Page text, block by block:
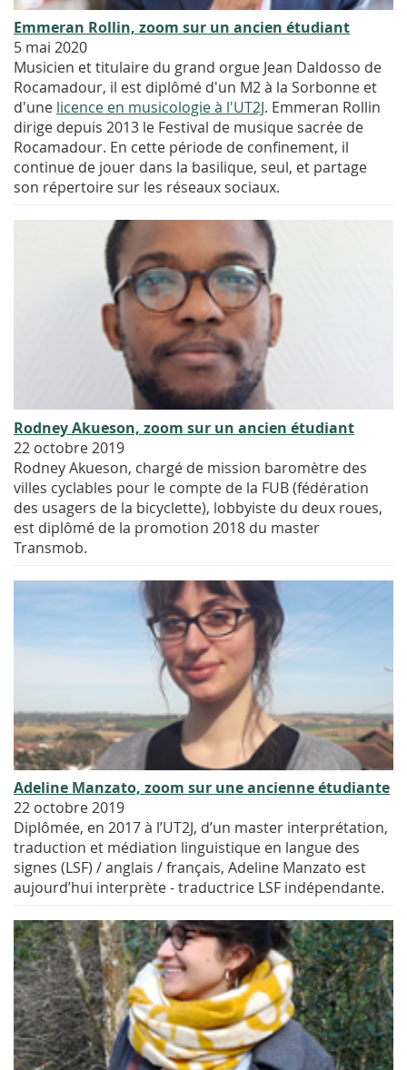
Emmeran Rollin, zoom sur un ancien étudiant
5 mai 2020
Musicien et titulaire du grand orgue Jean Daldosso de
Rocamadour, il est diplômé d'un M2 à la Sorbonne et
d'une licence en musicologie à l'UT2J. Emmeran Rollin
dirige depuis 2013 le Festival de musique sacrée de
Rocamadour. En cette période de confinement, il
continue de jouer dans la basilique, seul, et partage
son répertoire sur les réseaux sociaux.
Rodney Akueson, zoom sur un ancien étudiant
22 octobre 2019
Rodney Akueson, chargé de mission baromètre des
villes cyclables pour le compte de la FUB (fédération
des usagers de la bicyclette), lobbyiste du deux roues,
est diplômé de la promotion 2018 du master
Transmob.
Adeline Manzato, zoom sur une ancienne étudiante
22 octobre 2019
Diplômée, en 2017 à l’UT2J, d’un master interprétation,
traduction et médiation linguistique en langue des
signes (LSF) / anglais / français, Adeline Manzato est
aujourd’hui interprète - traductrice LSF indépendante.